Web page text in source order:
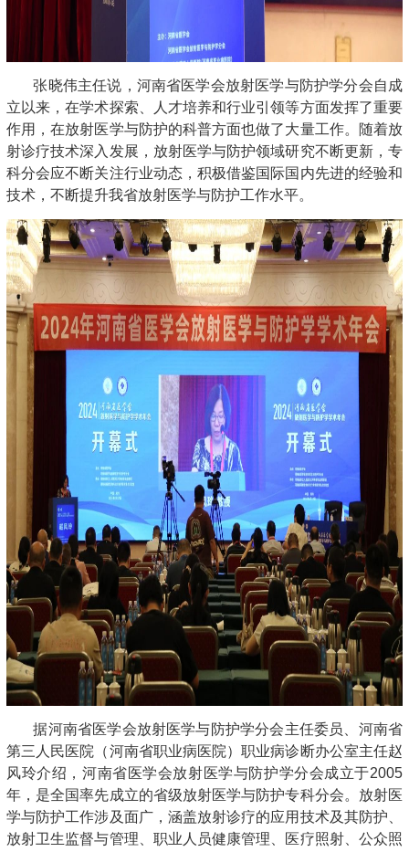
张晓伟主任说，河南省医学会放射医学与防护学分会自成
立以来，在学术探索、人才培养和行业引领等方面发挥了重要
作用，在放射医学与防护的科普方面也做了大量工作。随着放
射诊疗技术深入发展，放射医学与防护领域研究不断更新，专
科分会应不断关注行业动态，积极借鉴国际国内先进的经验和
技术，不断提升我省放射医学与防护工作水平。
据河南省医学会放射医学与防护学分会主任委员、河南省
第三人民医院（河南省职业病医院）职业病诊断办公室主任赵
风玲介绍，河南省医学会放射医学与防护学分会成立于2005
年，是全国率先成立的省级放射医学与防护专科分会。放射医
学与防护工作涉及面广，涵盖放射诊疗的应用技术及其防护、
放射卫生监督与管理、职业人员健康管理、医疗照射、公众照